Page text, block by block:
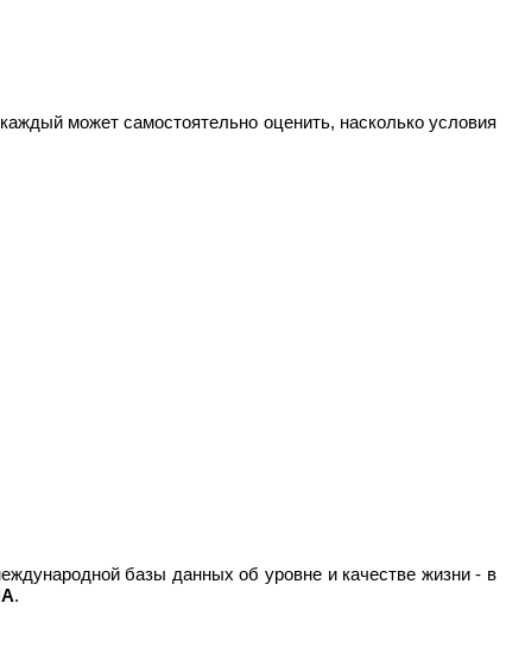
может самостоятельно оценить, насколько условия
базы данных об уровне и качестве жизни - в
.